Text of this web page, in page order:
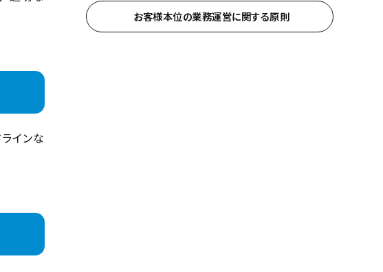
お客様本位の業務運営に関する原則
インな